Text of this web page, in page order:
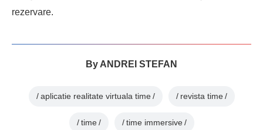
rezervare.
By ANDREI STEFAN
aplicatie realitate virtuala time revista time
time time immersive